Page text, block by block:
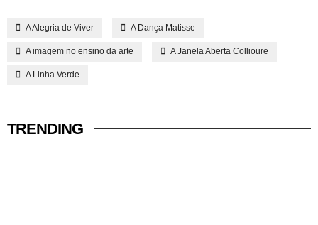
A Alegria de Viver A Dança Matisse
A imagem no ensino da arte A Janela Aberta Collioure
A Linha Verde
TRENDING